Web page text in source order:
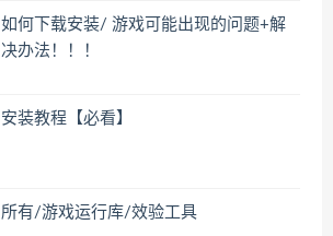
如何下载安装/ 游戏可能出现的问题+解
决办法！！！
安装教程【必看】
所有/游戏运行库/效验工具